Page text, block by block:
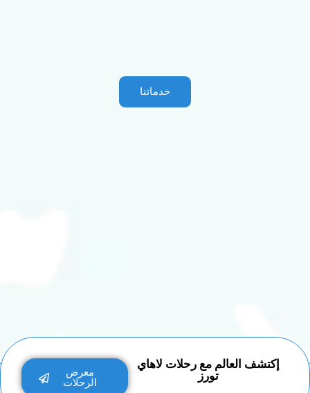
خدماتنا
إكتشف العالم مع رحلات لاهاي
تورز
معرض
الرحلات